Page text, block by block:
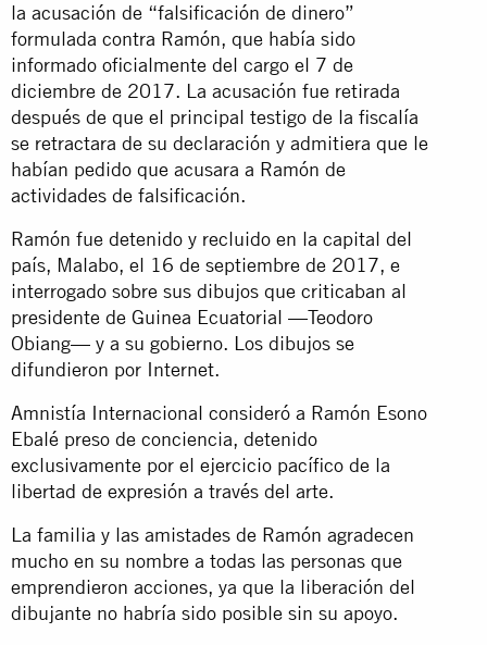
la acusación de “falsificación de dinero”
formulada contra Ramón, que había sido
informado oficialmente del cargo el 7 de
diciembre de 2017. La acusación fue retirada
después de que el principal testigo de la fiscalía
se retractara de su declaración y admitiera que le
habían pedido que acusara a Ramón de
actividades de falsificación.
Ramón fue detenido y recluido en la capital del
país, Malabo, el 16 de septiembre de 2017, e
interrogado sobre sus dibujos que criticaban al
presidente de Guinea Ecuatorial —Teodoro
Obiang— y a su gobierno. Los dibujos se
difundieron por Internet.
Amnistía Internacional consideró a Ramón Esono
Ebalé preso de conciencia, detenido
exclusivamente por el ejercicio pacífico de la
libertad de expresión a través del arte.
La familia y las amistades de Ramón agradecen
mucho en su nombre a todas las personas que
emprendieron acciones, ya que la liberación del
dibujante no habría sido posible sin su apoyo.